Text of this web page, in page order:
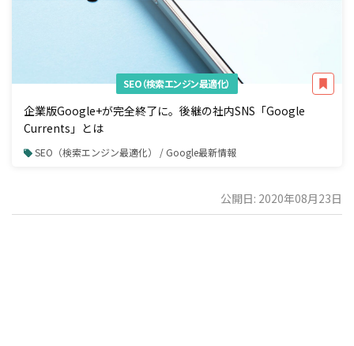
SEO（検索エンジン最適化）
企業版Google+が完全終了に。後継の社内SNS「Google
Currents」とは
SEO（検索エンジン最適化） / Google最新情報
公開日: 2020年08月23日